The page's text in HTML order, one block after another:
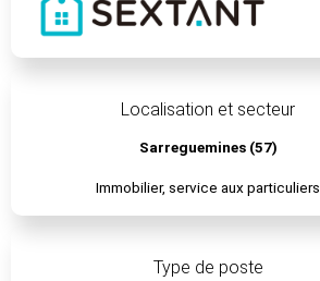
Localisation et secteur
Sarreguemines (57)
Immobilier, service aux particuliers
Type de poste